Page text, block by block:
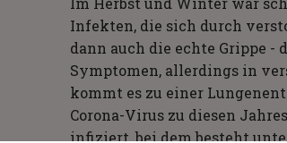
Infekten, die sich durch
dann auch die echte Grippe -
Symptomen, allerdings in
kommt es zu einer
Corona-Virus zu diesen
infiziert, bei dem besteht